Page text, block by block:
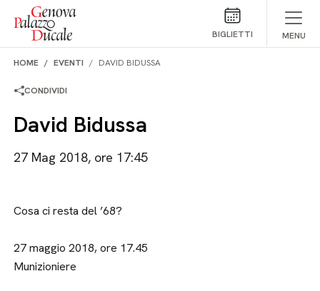
Salta al contenuto
BIGLIETTI MENU
HOME EVENTI DAVID BIDUSSA
CONDIVIDI
David Bidussa
27 Mag 2018, ore 17:45
Cosa ci resta del ’68?
27 maggio 2018, ore 17.45
Munizioniere